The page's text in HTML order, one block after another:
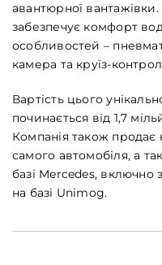
авантюрної
забезпечує комфорт
особливостей –
камера та круїз-
Вартість цього
починається від 1,7
Компанія також продає
самого автомобіля, а
базі Mercedes,
на базі Unimog.